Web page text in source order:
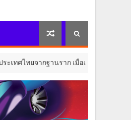
ากฐานราก เมื่อเทคโนโลยีที่เหมาะสมเป็น